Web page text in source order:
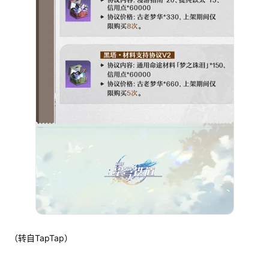
（转自TapTap）